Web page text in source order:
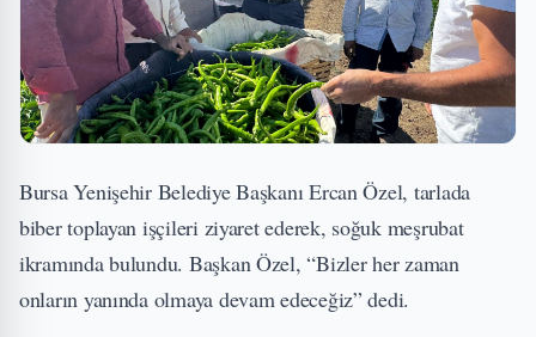
Bursa Yenişehir Belediye Başkanı Ercan Özel, tarlada
biber toplayan işçileri ziyaret ederek, soğuk meşrubat
ikramında bulundu. Başkan Özel, “Bizler her zaman
onların yanında olmaya devam edeceğiz” dedi.